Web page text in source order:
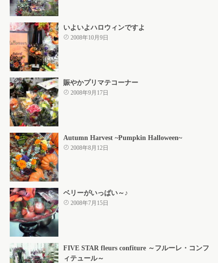
いよいよハロウィンですよ
2008年10月9日
賑やかプリマテコーナー
2008年9月17日
Autumn Harvest ~Pumpkin Halloween~
2008年8月12日
ベリーがいっぱい～♪
2008年7月15日
FIVE STAR fleurs confiture ～フルーレ・コンフ
ィテュール～